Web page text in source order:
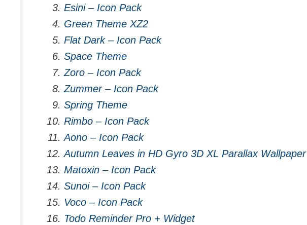
Esini – Icon Pack
Green Theme XZ2
Flat Dark – Icon Pack
Space Theme
Zoro – Icon Pack
Zummer – Icon Pack
Spring Theme
Rimbo – Icon Pack
Aono – Icon Pack
Autumn Leaves in HD Gyro 3D XL Parallax Wallpaper
Matoxin – Icon Pack
Sunoi – Icon Pack
Voco – Icon Pack
Todo Reminder Pro + Widget